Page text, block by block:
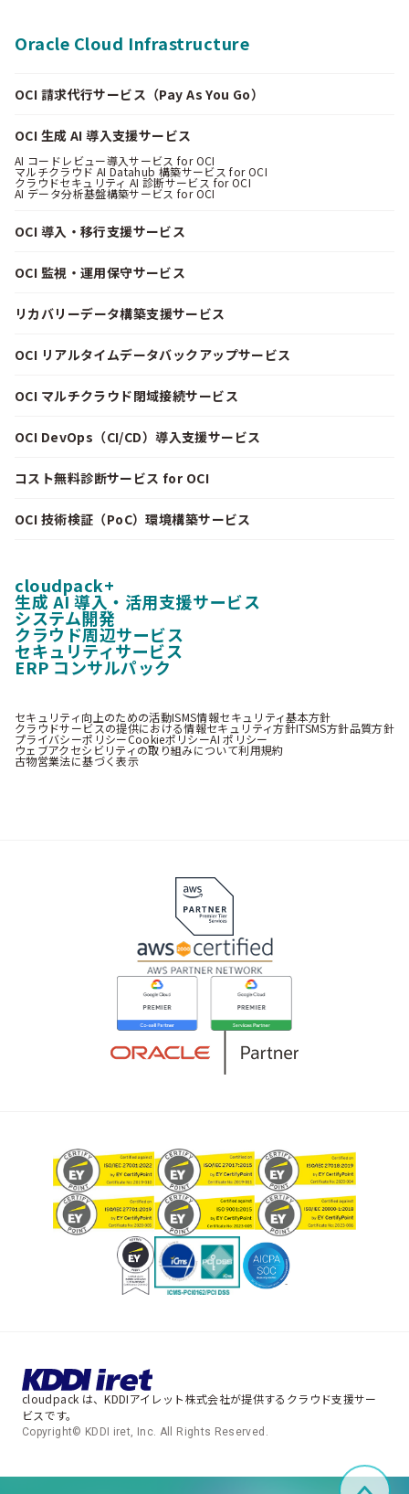
Oracle Cloud Infrastructure
OCI 請求代行サービス（Pay As You Go）
OCI 生成 AI 導入支援サービス
AI コードレビュー導入サービス for OCI
マルチクラウド AI Datahub 構築サービス for OCI
クラウドセキュリティ AI 診断サービス for OCI
AI データ分析基盤構築サービス for OCI
OCI 導入・移行支援サービス
OCI 監視・運用保守サービス
リカバリーデータ構築支援サービス
OCI リアルタイムデータバックアップサービス
OCI マルチクラウド閉域接続サービス
OCI DevOps（CI/CD）導入支援サービス
コスト無料診断サービス for OCI
OCI 技術検証（PoC）環境構築サービス
cloudpack+
生成 AI 導入・活用支援サービス
システム開発
クラウド周辺サービス
セキュリティサービス
ERP コンサルパック
セキュリティ向上のための活動ISMS情報セキュリティ基本方針
クラウドサービスの提供における情報セキュリティ方針ITSMS方針品質方針
プライバシーポリシーCookieポリシーAI ポリシー
ウェブアクセシビリティの取り組みについて利用規約
古物営業法に基づく表示
cloudpack は、KDDIアイレット株式会社が提供するクラウド支援サー
ビスです。
Copyright© KDDI iret, Inc. All Rights Reserved.
ペ